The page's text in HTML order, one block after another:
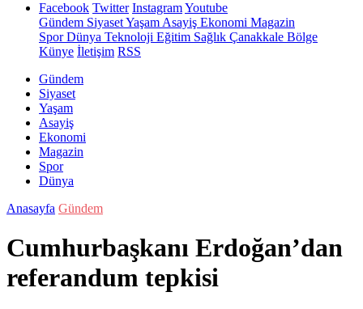
Facebook Twitter InstagramYoutube
Gündem SiyasetYaşam Asayiş Ekonomi Magazin
SporDünya Teknoloji Eğitim Sağlık Çanakkale Bölge
Künye İletişim RSS
Gündem
Siyaset
Yaşam
Asayiş
Ekonomi
Magazin
Spor
Dünya
Anasayfa Gündem
Cumhurbaşkanı Erdoğan’dan
referandum tepkisi